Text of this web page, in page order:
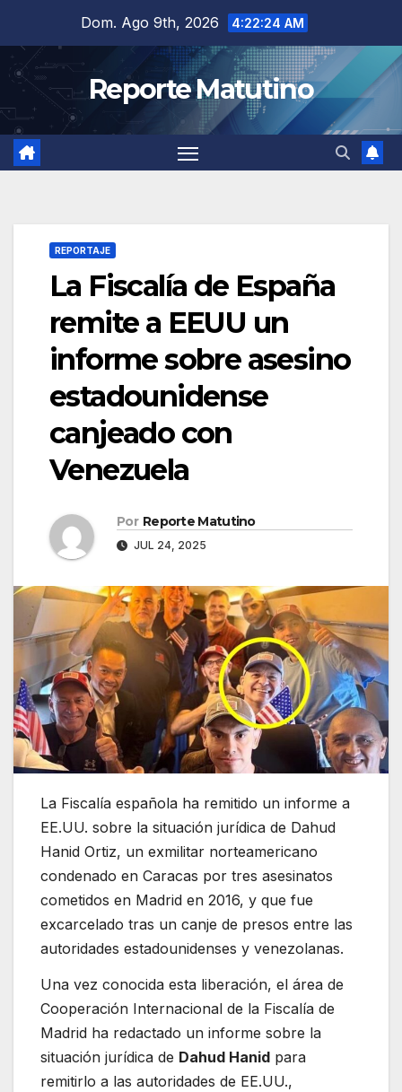
contenido
Dom. Ago 9th, 2026 4:22:25 AM
Reporte Matutino
REPORTAJE
La Fiscalía de España
remite a EEUU un
informe sobre asesino
estadounidense
canjeado con
Venezuela
Por Reporte Matutino
JUL 24, 2025
La Fiscalía española ha remitido un informe a
EE.UU. sobre la situación jurídica de Dahud
Hanid Ortiz, un exmilitar norteamericano
condenado en Caracas por tres asesinatos
cometidos en Madrid en 2016, y que fue
excarcelado tras un canje de presos entre las
autoridades estadounidenses y venezolanas.
Una vez conocida esta liberación, el área de
Cooperación Internacional de la Fiscalía de
Madrid ha redactado un informe sobre la
situación jurídica de Dahud Hanid para
remitirlo a las autoridades de EE.UU.,